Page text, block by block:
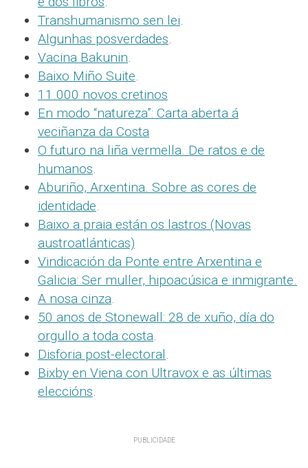
Transhumanismo sen lei
Algunhas posverdades
Vacina Bakunin
Baixo Miño Suite
11.000 novos cretinos
En modo “natureza”: Carta aberta á
veciñanza da Costa
O futuro na liña vermella. De ratos e de
humanos
Aburiño, Arxentina. Sobre as cores de
identidade
Baixo a praia están os lastros (Novas
austroatlánticas)
Vindicación da Ponte entre Arxentina e
Galicia: Ser muller, hipoacúsica e inmigrante.
A nosa cinza
50 anos de Stonewall: 28 de xuño, día do
orgullo a toda costa
Disforia post-electoral
Bixby en Viena con Ultravox e as últimas
eleccións